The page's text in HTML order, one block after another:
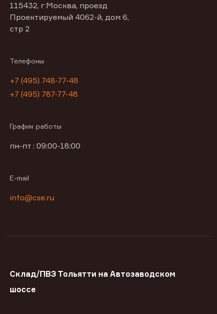
115432, г Москва, проезд
Проектируемый 4062-й, дом 6,
стр 2
Телефоны
+7 (495) 748-77-48
+7 (495) 787-77-48
График работы
пн-пт : 09:00-18:00
E-mail
info@cse.ru
Склад/ПВЗ Тольятти на Автозаводском
шоссе